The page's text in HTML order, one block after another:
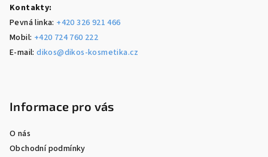
Kontakty:
Pevná linka: +420 326 921 466
Mobil: +420 724 760 222
E-mail:dikos@dikos-kosmetika.cz
Informace pro vás
O nás
Obchodní podmínky